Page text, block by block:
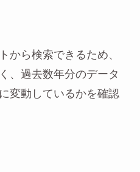
から検索できるため、
、過去数年分のデータ
変動しているかを確認